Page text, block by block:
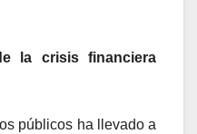
la crisis financiera
públicos ha llevado a